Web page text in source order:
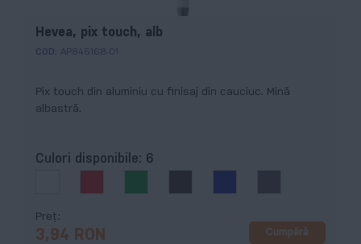
Hevea, pix touch, alb
COD: AP845168-01
Pix touch din aluminiu cu finisaj din cauciuc. Mină
albastră.
Culori disponibile: 6
Preț
3,94 RON Cumpără